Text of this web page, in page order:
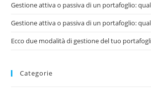
Gestione attiva o passiva di un portafoglio:
Gestione attiva o passiva di un portafoglio:
Ecco due modalità di gestione del tuo
Categorie